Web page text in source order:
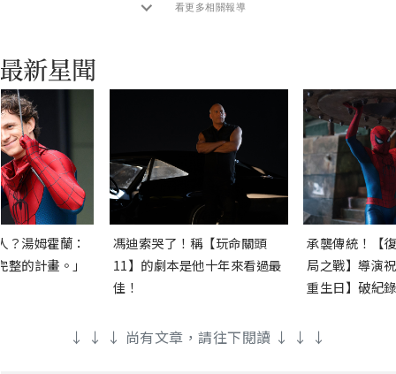
看更多相關報導
？湯姆霍蘭：
的計畫。」
馮迪索哭了！稱【玩命關頭
11】的劇本是他十年來看過最
佳！
承襲傳統！【
局之戰】導演
重生日】破紀
↓ ↓ ↓ 尚有文章，請往下閱讀 ↓ ↓ ↓